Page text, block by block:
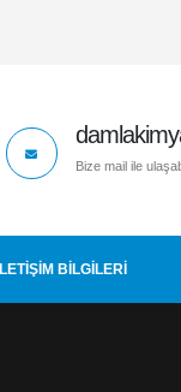
Bize mail ile
İLETIŞIM BİLGİLERİ